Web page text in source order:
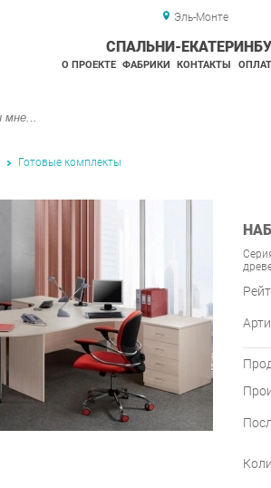
Эль-Монте
СПАЛЬНИ-
О ПРОЕКТЕ ФАБРИКИ КОНТАКТЫ
Готовые комплекты